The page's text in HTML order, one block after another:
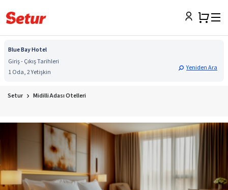
Blue Bay Hotel
Giriş - Çıkış Tarihleri
1 Oda, 2 Yetişkin
Yeniden Ara
Setur Midilli Adası Otelleri